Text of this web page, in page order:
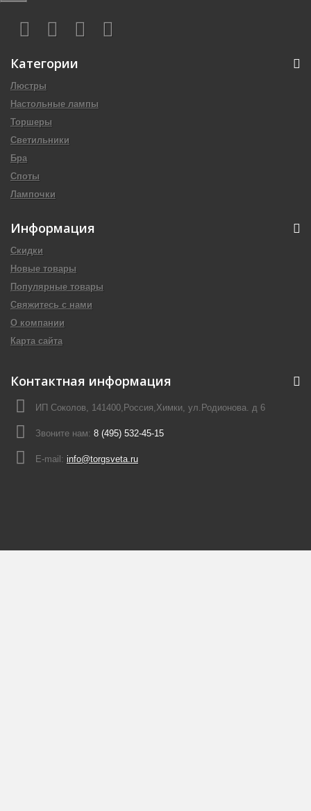
Категории
Люстры
Настольные лампы
Торшеры
Светильники
Бра
Споты
Лампочки
Информация
Скидки
Новые товары
Популярные товары
Свяжитесь с нами
О компании
Карта сайта
Контактная информация
ИП Соколов, 141400,Россия,Химки, ул.Родионова. д 6
Звоните нам: 8 (495) 532-45-15
E-mail: info@torgsveta.ru